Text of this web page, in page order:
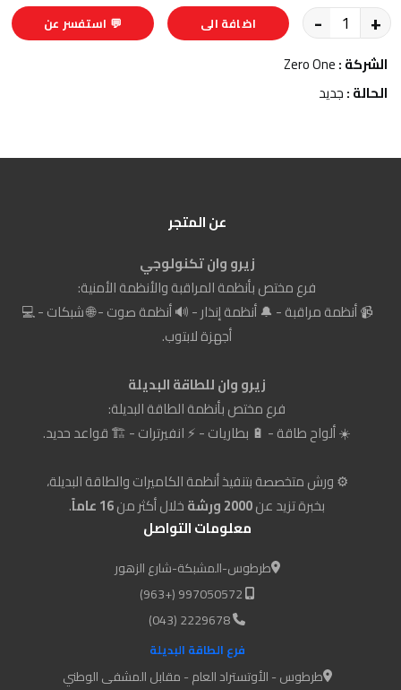
- +
اضافة الى
💬 استفسر عن
الشركة :Zero One
الحالة :جديد
عن المتجر
زيرو وان تكنولوجي
فرع مختص بأنظمة المراقبة والأنظمة الأمنية:
📹 أنظمة مراقبة - 🔔 أنظمة إنذار - 🔊 أنظمة صوت - 🌐 شبكات - 💻
أجهزة لابتوب.
زيرو وان للطاقة البديلة
فرع مختص بأنظمة الطاقة البديلة:
☀️ ألواح طاقة - 🔋 بطاريات - ⚡ انفيرترات - 🏗️ قواعد حديد.
⚙️ ورش متخصصة بتنفيذ أنظمة الكاميرات والطاقة البديلة،
بخبرة تزيد عن2000 ورشة خلال أكثر من16 عاماً
.
معلومات التواصل
طرطوس-المشبكة-شارع الزهور
2229678 (043)
فرع الطاقة البديلة
طرطوس - الأوتستراد العام - مقابل المشفى الوطني